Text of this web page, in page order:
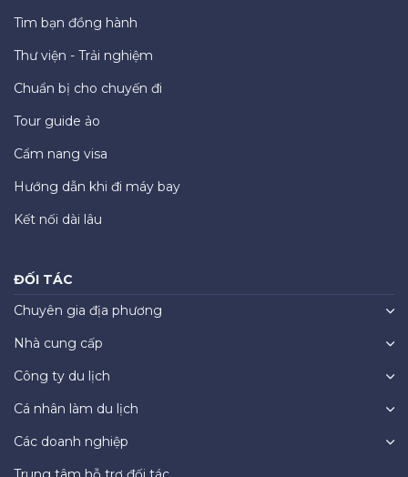
Tìm bạn đồng hành
Thư viện - Trải nghiệm
Chuẩn bị cho chuyến đi
Tour guide ảo
Cẩm nang visa
Hướng dẫn khi đi máy bay
Kết nối dài lâu
ĐỐI TÁC
Chuyên gia địa phương
Nhà cung cấp
Công ty du lịch
Cá nhân làm du lịch
Các doanh nghiệp